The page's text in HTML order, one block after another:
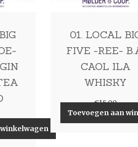
01. LOCAL
FIVE -REE-
CAOL ILA
WHISKY
€15,00
Toevoegen aan